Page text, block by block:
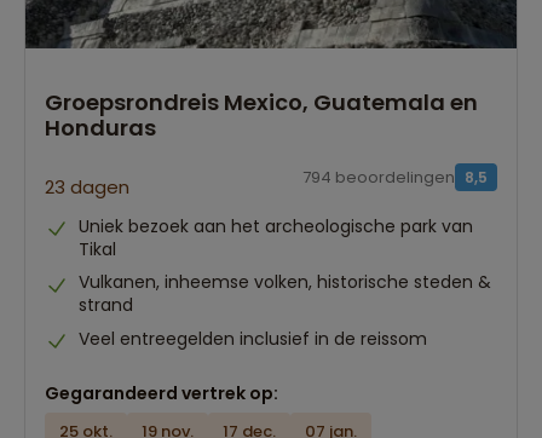
Groepsrondreis Mexico, Guatemala en
Honduras
23 dagen 8,5
794 beoordelingen
Uniek bezoek aan het archeologische park van
Tikal
Vulkanen, inheemse volken, historische steden &
strand
Veel entreegelden inclusief in de reissom
Gegarandeerd vertrek op:
25 okt. 19 nov. 17 dec.
07 jan.